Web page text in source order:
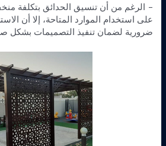
– الرغم من أن تنسيق الحدائق بتكلفة
على استخدام الموارد المتاحة، إلا أن
ضرورية لضمان تنفيذ التصميمات بشكل